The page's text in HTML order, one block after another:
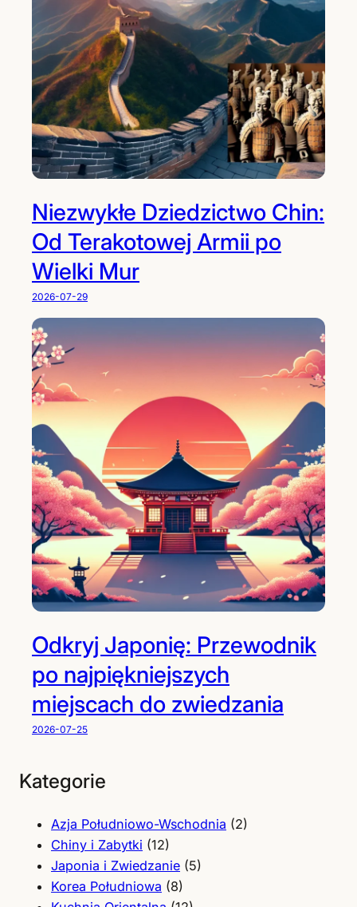
Niezwykłe Dziedzictwo Chin:
Od Terakotowej Armii po
Wielki Mur
2026-07-29
Odkryj Japonię: Przewodnik
po najpiękniejszych
miejscach do zwiedzania
2026-07-25
Kategorie
Azja Południowo-Wschodnia (2)
Chiny i Zabytki (12)
Japonia i Zwiedzanie (5)
Korea Południowa (8)